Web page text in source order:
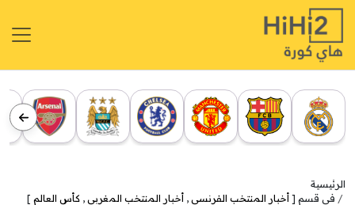
الرئيسية
في قسم [ أخبار المنتخب الفرنسي , أخبار المنتخب المغربي , كأس العالم ]